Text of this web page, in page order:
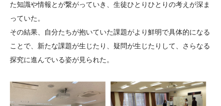
た知識や情報とが繋がっていき、生徒ひとりひとりの考えが深ま
っていた。
その結果、自分たちが抱いていた課題がより鮮明で具体的になる
ことで、新たな課題が生じたり、疑問が生じたりして、さらなる
探究に進んでいる姿が見られた。